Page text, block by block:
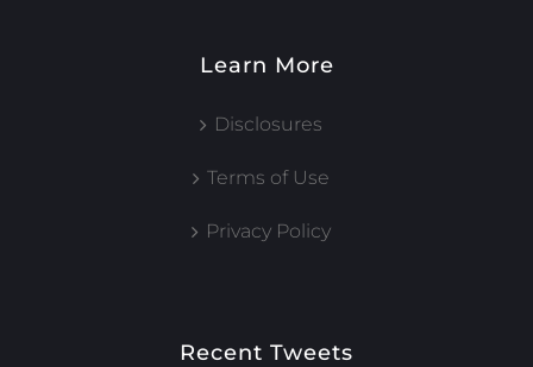
Learn More
Disclosures
Terms of Use
Privacy Policy
Recent Tweets